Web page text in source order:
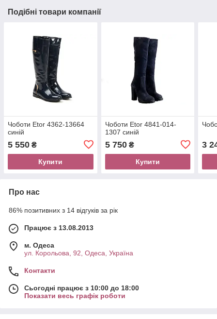
Подібні товари компанії
Чоботи Etor 4362-13664
синій
5 550 ₴
Купити
Чоботи Etor 4841-014-
1307 синій
5 750₴
Купити
3
Про нас
86% позитивних з 14 відгуків за рік
Працює з 13.08.2013
м. Одеса
ул. Корольова, 92, Одеса, Україна
Контакти
Сьогодні працює з 10:00 до 18:00
Показати весь графік роботи